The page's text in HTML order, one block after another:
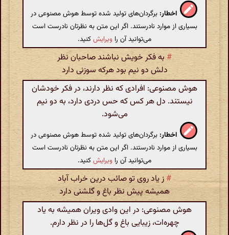
اخطار: برگردان‌های تولید شده توسط هوش مصنوعی در
بسیاری از موارد نادرستند. اگر این متن به نظرتان نادرست است
می‌توانید آن را ویرایشکنید.
# به فکر خویش نباشند صاحبان نظر
دلش دو نیم بود هرکه سوزنی دارد
هوش مصنوعی: افرادی که نظر دارند، در فکر خودشان
نیستند. دل هر کس که حس دردی دارد، به دو نیم
می‌شود.
اخطار: برگردان‌های تولید شده توسط هوش مصنوعی در
بسیاری از موارد نادرستند. اگر این متن به نظرتان نادرست است
می‌توانید آن را ویرایشکنید.
# ز یاد روی تو صائب درین خراب آباد
همیشه پیش نظر باغ و گلشنی دارد
هوش مصنوعی: در این وادی ویران همیشه به یاد
چهره‌ات، زیبایی باغ و گل‌ها را در نظر دارم.